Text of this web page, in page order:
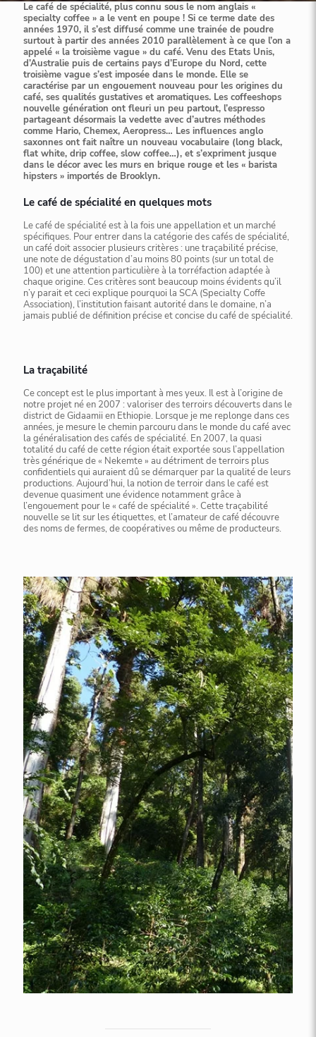
Le café de spécialité, plus connu sous le nom anglais «
specialty coffee » a le vent en poupe ! Si ce terme date des
années 1970, il s’est diffusé comme une trainée de poudre
surtout à partir des années 2010 parallèlement à ce que l’on a
appelé « la troisième vague » du café. Venu des Etats Unis,
d’Australie puis de certains pays d’Europe du Nord, cette
troisième vague s’est imposée dans le monde. Elle se
caractérise par un engouement nouveau pour les origines du
café, ses qualités gustatives et aromatiques. Les coffeeshops
nouvelle génération ont fleuri un peu partout, l’espresso
partageant désormais la vedette avec d’autres méthodes
comme Hario, Chemex, Aeropress… Les influences anglo
saxonnes ont fait naître un nouveau vocabulaire (long black,
flat white, drip coffee, slow coffee…), et s’expriment jusque
dans le décor avec les murs en brique rouge et les « barista
hipsters » importés de Brooklyn.
Le café de spécialité en quelques mots
Le café de spécialité est à la fois une appellation et un marché
spécifiques. Pour entrer dans la catégorie des cafés de spécialité,
un café doit associer plusieurs critères : une traçabilité précise,
une note de dégustation d’au moins 80 points (sur un total de
100) et une attention particulière à la torréfaction adaptée à
chaque origine. Ces critères sont beaucoup moins évidents qu’il
n’y parait et ceci explique pourquoi la SCA (Specialty Coffe
Association), l’institution faisant autorité dans le domaine, n’a
jamais publié de définition précise et concise du café de spécialité.
La traçabilité
Ce concept est le plus important à mes yeux. Il est à l’origine de
notre projet né en 2007 : valoriser des terroirs découverts dans le
district de Gidaamii en Ethiopie. Lorsque je me replonge dans ces
années, je mesure le chemin parcouru dans le monde du café avec
la généralisation des cafés de spécialité. En 2007, la quasi
totalité du café de cette région était exportée sous l’appellation
très générique de « Nekemte » au détriment de terroirs plus
confidentiels qui auraient dû se démarquer par la qualité de leurs
productions. Aujourd’hui, la notion de terroir dans le café est
devenue quasiment une évidence notamment grâce à
l’engouement pour le « café de spécialité ». Cette traçabilité
nouvelle se lit sur les étiquettes, et l’amateur de café découvre
des noms de fermes, de coopératives ou même de producteurs.